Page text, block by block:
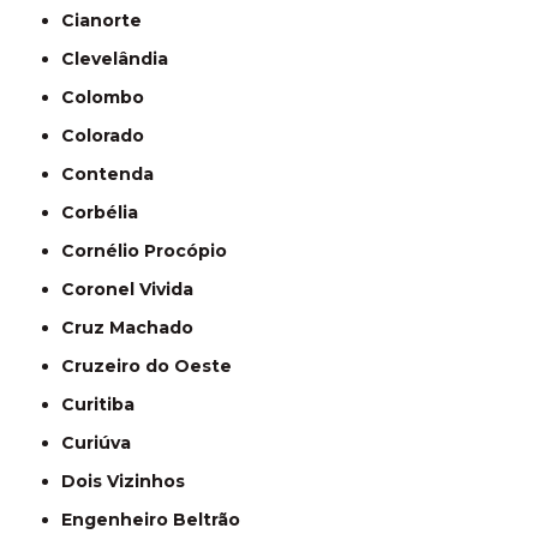
Cianorte
Clevelândia
Colombo
Colorado
Contenda
Corbélia
Cornélio Procópio
Coronel Vivida
Cruz Machado
Cruzeiro do Oeste
Curitiba
Curiúva
Dois Vizinhos
Engenheiro Beltrão